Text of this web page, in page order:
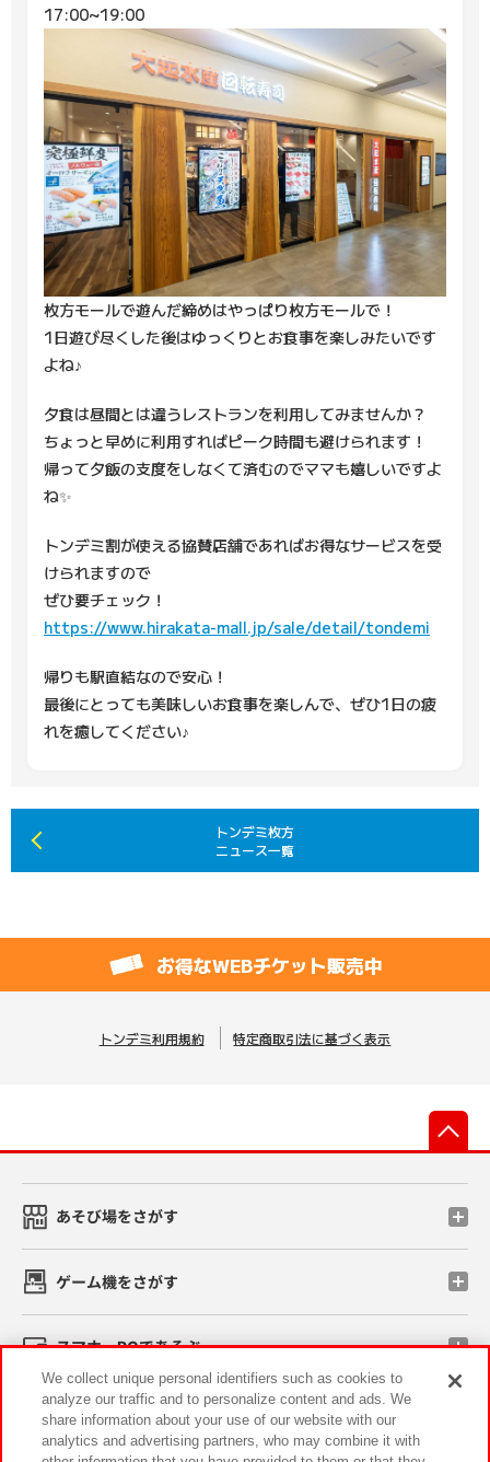
17:00~19:00
枚方モールで遊んだ締めはやっぱり枚方モールで！
1日遊び尽くした後はゆっくりとお食事を楽しみたいです
よね♪
夕食は昼間とは違うレストランを利用してみませんか？
ちょっと早めに利用すればピーク時間も避けられます！
帰って夕飯の支度をしなくて済むのでママも嬉しいですよ
ね✨
トンデミ割が使える協賛店舗であればお得なサービスを受
けられますので
ぜひ要チェック！
https://www.hirakata-mall.jp/sale/detail/tondemi
帰りも駅直結なので安心！
最後にとっても美味しいお食事を楽しんで、ぜひ1日の疲
れを癒してください♪
トンデミ枚方
ニュース一覧
お得なWEBチケット販売中
トンデミ利用規約 特定商取引法に基づく表示
あそび場をさがす
ゲーム機をさがす
スマホ・PCであそぶ
イベント・キャンペーン
We collect unique personal identifiers such as cookies to
analyze our traffic and to personalize content and ads. We
share information about your use of our website with our
analytics and advertising partners, who may combine it with